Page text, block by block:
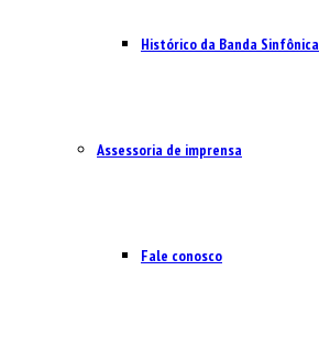
Histórico da Banda Sinfônica
Assessoria de imprensa
Fale conosco